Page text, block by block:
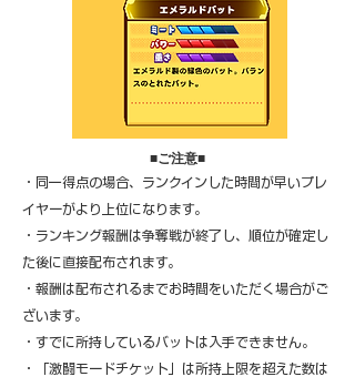
​■ご注意■
・同一得点の場合、ランクインした時間が早いプレ
イヤーがより上位になります。
・ランキング報酬は争奪戦が終了し、順位が確定し
た後に直接配布されます。
・報酬は配布されるまでお時間をいただく場合がご
ざいます。
・すでに所持しているバットは入手できません。
・「激闘モードチケット」は所持上限を超えた数は